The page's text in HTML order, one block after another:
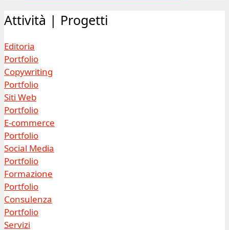
Attività | Progetti
Editoria
Portfolio
Copywriting
Portfolio
Siti Web
Portfolio
E-commerce
Portfolio
Social Media
Portfolio
Formazione
Portfolio
Consulenza
Portfolio
Servizi